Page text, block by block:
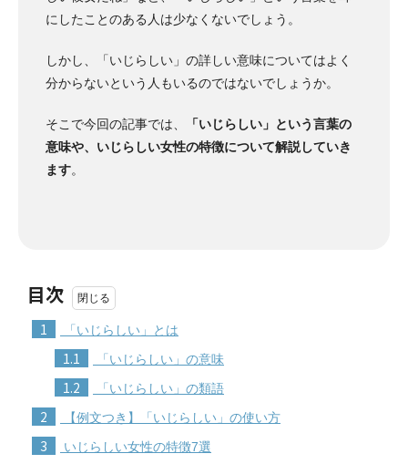
にしたことのある人は少なくないでしょう。
しかし、「いじらしい」の詳しい意味についてはよく
分からないという人もいるのではないでしょうか。
そこで今回の記事では、
「いじらしい」という言葉の
意味や、いじらしい女性の特徴について解説していき
ます。
目次
1 「いじらしい」とは
1.1 「いじらしい」の意味
1.2 「いじらしい」の類語
2 【例文つき】「いじらしい」の使い方
3 いじらしい女性の特徴7選